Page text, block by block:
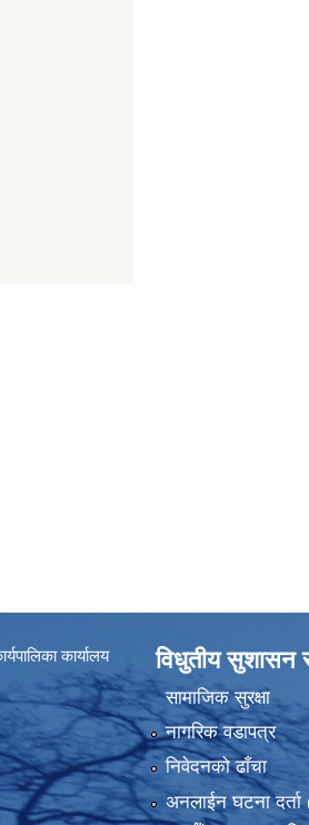
कार्यालय विधुतीय सुशासन
सामाजिक सुरक्षा
नागरिक वडापत्र
निवेदनको ढाँचा
अनलाईन घटना दर्ता